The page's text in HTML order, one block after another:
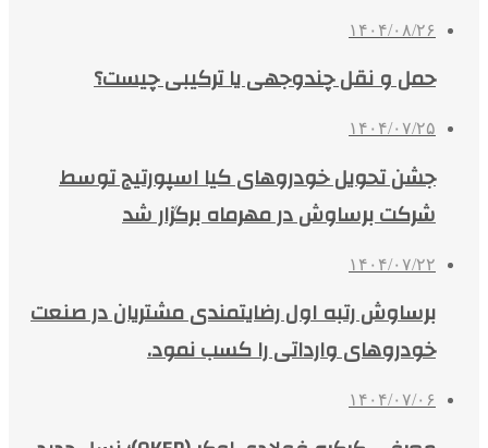
۱۴۰۴/۰۸/۲۶
حمل و نقل چندوجهی یا ترکیبی چیست؟
۱۴۰۴/۰۷/۲۵
جشن تحویل خودروهای کیا اسپورتیج توسط
شرکت برساوش در مهرماه برگزار شد
۱۴۰۴/۰۷/۲۲
برساوش رتبه اول رضایتمندی مشتریان در صنعت
خودروهای وارداتی را کسب نمود.
۱۴۰۴/۰۷/۰۶